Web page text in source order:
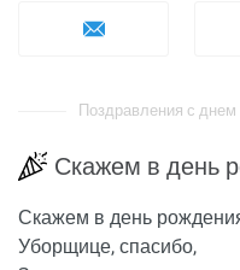
Поздравления с
Скажем в день
Скажем в день
Уборщице, спасибо,